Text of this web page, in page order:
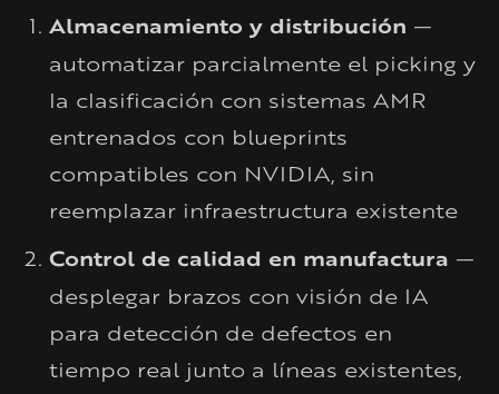
Almacenamiento y distribución —
automatizar parcialmente el picking y
la clasificación con sistemas AMR
entrenados con blueprints
compatibles con NVIDIA, sin
reemplazar infraestructura existente
Control de calidad en manufactura —
desplegar brazos con visión de IA
para detección de defectos en
tiempo real junto a líneas existentes,